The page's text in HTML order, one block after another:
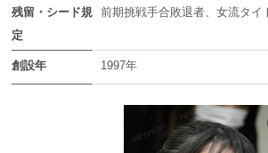
残留・シード規
定
前期挑戦手合敗退者、女流タイ
創設年 1997年